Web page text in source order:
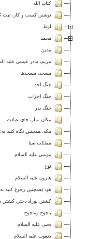
كتاب الله
نوشتن کسب و کار، ثبت کسب و کار
لوط
محمد
مدين
مريم، مادر عيسى عليه السلام
مسجد، مسجدها
جنگ احد
جنگ احزاب
جنگ بدر
مكان نماز، جاى عبادت
مكه، همچنین نگاه کنید به: حج وعمره
مملكت سبا
موسى عليه السلام
نوح
هارون عليه السلام
هود (همچنین رجوع کنید به: قوم عاد)
كشتن نوزاد دختر، كشتن دخترها
ياجوج وماجوج
يحيى عليه السلام
يعقوب عليه السلام